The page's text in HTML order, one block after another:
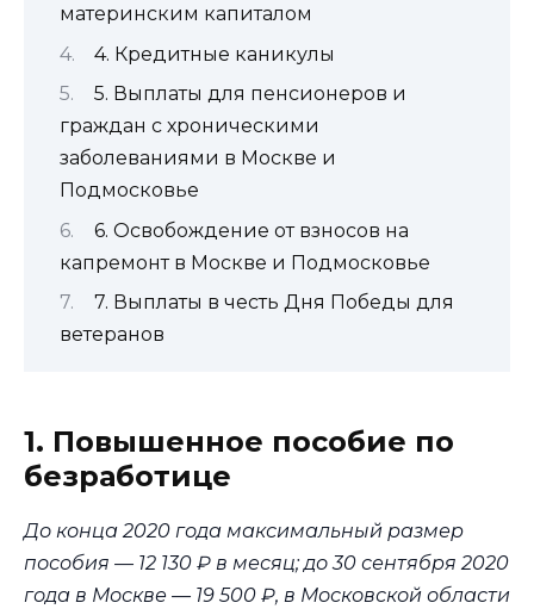
материнским капиталом
4. Кредитные каникулы
5. Выплаты для пенсионеров и
граждан с хроническими
заболеваниями в Москве и
Подмосковье
6. Освобождение от взносов на
капремонт в Москве и Подмосковье
7. Выплаты в честь Дня Победы для
ветеранов
1. Повышенное пособие по
безработице
До конца 2020 года максимальный размер
пособия — 12 130 ₽ в месяц; до 30 сентября 2020
года в Москве — 19 500 ₽, в Московской области